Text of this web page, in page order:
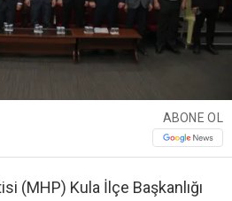
ABONE OL
(MHP) Kula İlçe Başkanlığı